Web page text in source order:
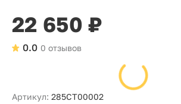
22 650 ₽
0 отзывов
0.0
Артикул: 285СТ00002